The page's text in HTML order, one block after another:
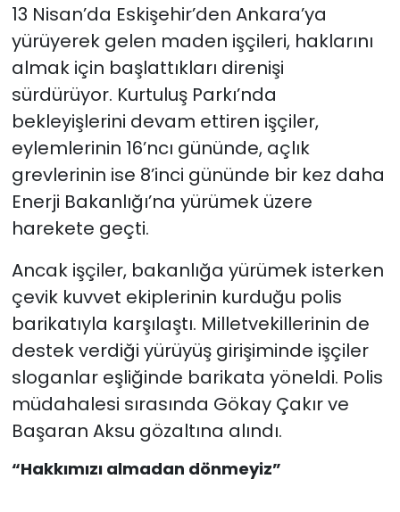
13 Nisan’da Eskişehir’den Ankara’ya
yürüyerek gelen maden işçileri, haklarını
almak için başlattıkları direnişi
sürdürüyor. Kurtuluş Parkı’nda
bekleyişlerini devam ettiren işçiler,
eylemlerinin 16’ncı gününde, açlık
grevlerinin ise 8’inci gününde bir kez daha
Enerji Bakanlığı’na yürümek üzere
harekete geçti.
Ancak işçiler, bakanlığa yürümek isterken
çevik kuvvet ekiplerinin kurduğu polis
barikatıyla karşılaştı. Milletvekillerinin de
destek verdiği yürüyüş girişiminde işçiler
sloganlar eşliğinde barikata yöneldi. Polis
müdahalesi sırasında Gökay Çakır ve
Başaran Aksu gözaltına alındı.
“Hakkımızı almadan dönmeyiz”